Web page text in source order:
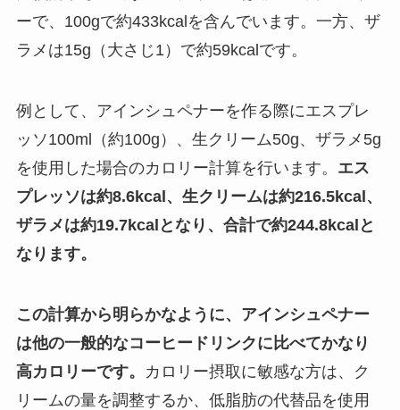
ーで、100gで約433kcalを含んでいます。一方、ザ
ラメは15g（大さじ1）で約59kcalです。
例として、アインシュペナーを作る際にエスプレ
ッソ100ml（約100g）、生クリーム50g、ザラメ5g
を使用した場合のカロリー計算を行います。 エス
プレッソは約8.6kcal、生クリームは約216.5kcal、
ザラメは約19.7kcalとなり、合計で約244.8kcalと
なります。
この計算から明らかなように、アインシュペナー
は他の一般的なコーヒードリンクに比べてかなり
高カロリーです。
カロリー摂取に敏感な方は、ク
リームの量を調整するか、低脂肪の代替品を使用